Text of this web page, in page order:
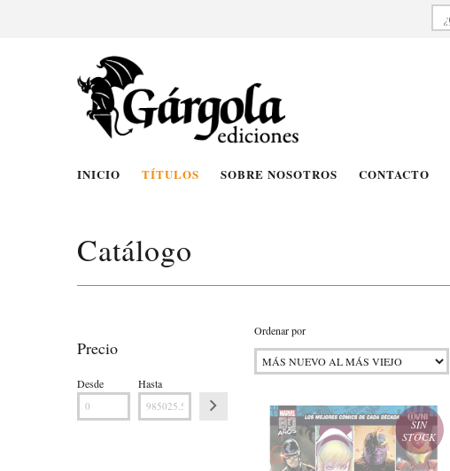
INICIO TÍTULOS SOBRE NOSOTROS CONTACTO
Catálogo
Precio
Desde Hasta
Ordenar por
SIN
STOCK